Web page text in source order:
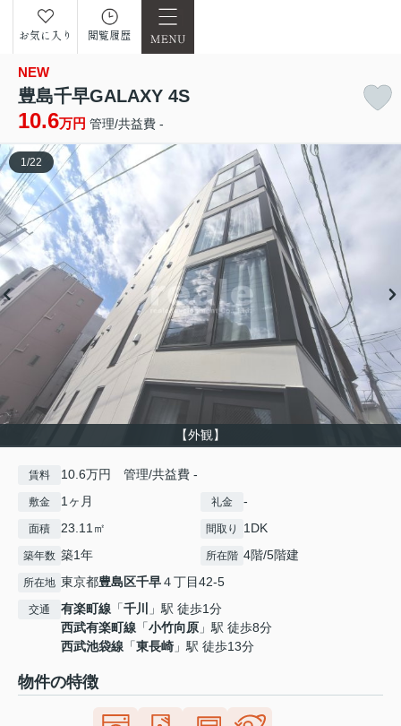
お気に入り 閲覧履歴
NEW
豊島千早GALAXY 4S
10.6万円 管理/共益費 -
【外観】
1 /22
賃料 10.6万円 管理/共益費 -
敷金 1ヶ月 礼金 -
面積 23.11㎡ 間取り 1DK
築年数 築1年 所在階 4階/5階建
所在地 東京都豊島区千早４丁目42-5
交通 有楽町線 「千川
」駅 徒歩1分
西武有楽町線 「小竹向原 」駅 徒歩8分
西武池袋線 「東長崎 」駅 徒歩13分
物件の特徴